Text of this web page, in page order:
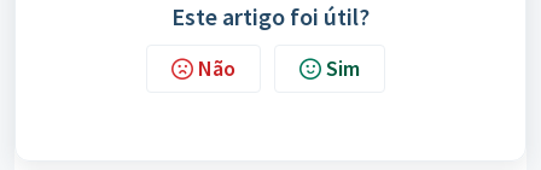
Este artigo foi útil?
Não Sim